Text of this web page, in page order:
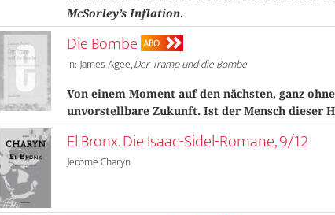
McSorley’s Inflation.
Die Bombe ABO
In: James Agee,Der Tramp und die Bombe
Von einem Moment auf den nächsten, ganz
unvorstellbare Zukunft. Ist der Mensch dieser
El Bronx. Die Isaac-Sidel-Romane, 9/12
Jerome Charyn